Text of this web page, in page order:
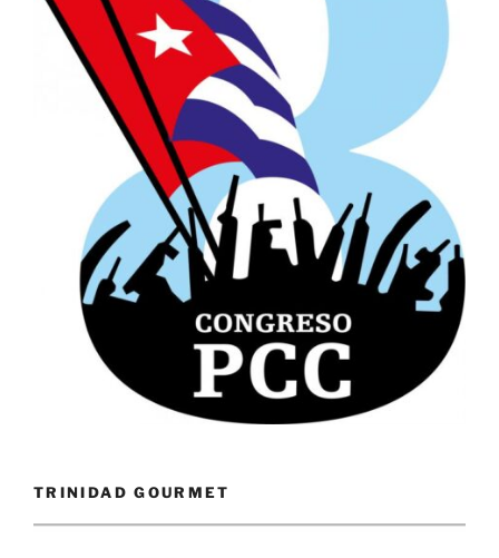
TRINIDAD GOURMET